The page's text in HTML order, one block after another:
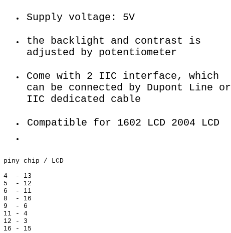
Supply voltage: 5V
the backlight and contrast is
adjusted by potentiometer
Come with 2 IIC interface, which
can be connected by Dupont Line or
IIC dedicated cable
Compatible for 1602 LCD 2004 LCD
piny chip / LCD
4 - 13
5 - 12
6 - 11
8 - 16
9 - 6
11 - 4
12 - 3
16 - 15